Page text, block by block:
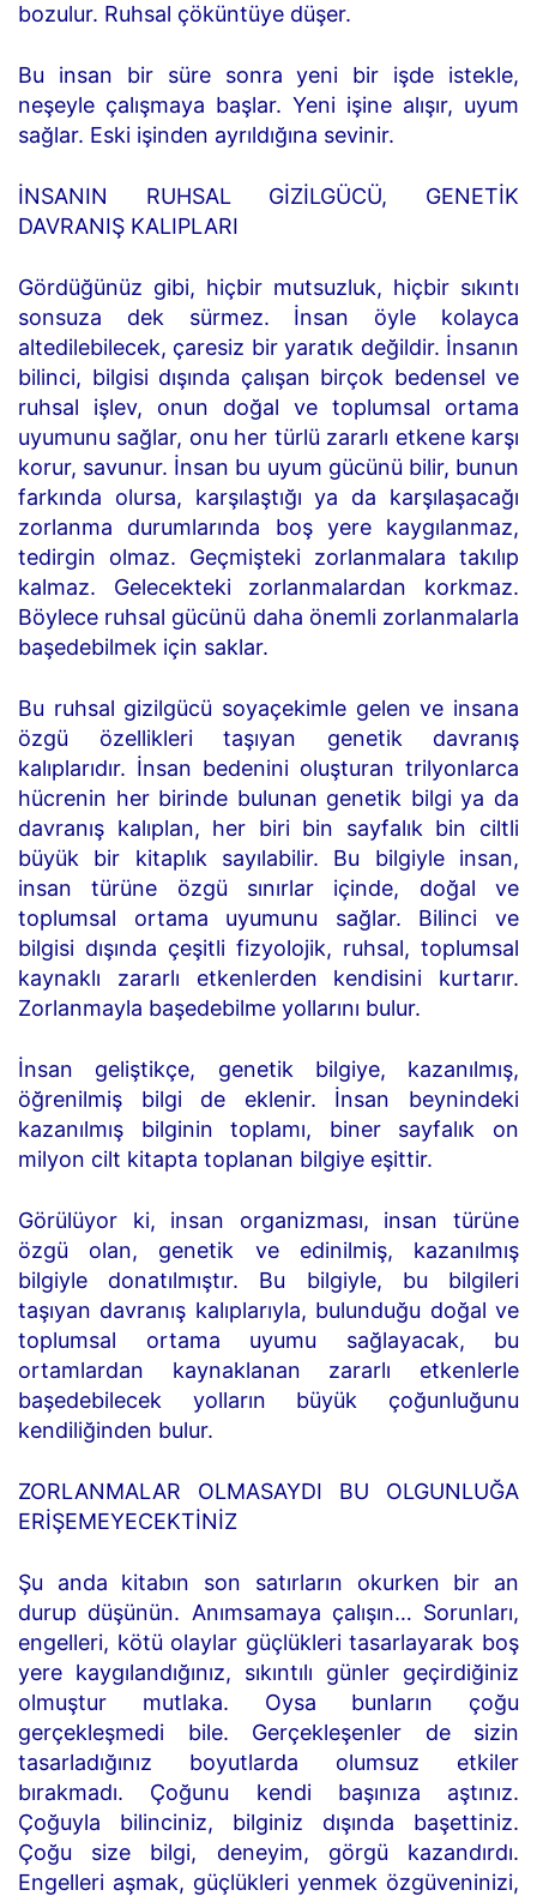
bozulur. Ruhsal çöküntüye düşer.
Bu insan bir süre sonra yeni bir işde istekle,
neşeyle çalışmaya başlar. Yeni işine alışır, uyum
sağlar. Eski işinden ayrıldığına sevinir.
İNSANIN RUHSAL GİZİLGÜCÜ, GENETİK
DAVRANIŞ KALIPLARI
Gördüğünüz gibi, hiçbir mutsuzluk, hiçbir sıkıntı
sonsuza dek sürmez. İnsan öyle kolayca
altedilebilecek, çaresiz bir yaratık değildir. İnsanın
bilinci, bilgisi dışında çalışan birçok bedensel ve
ruhsal işlev, onun doğal ve toplumsal ortama
uyumunu sağlar, onu her türlü zararlı etkene karşı
korur, savunur. İnsan bu uyum gücünü bilir, bunun
farkında olursa, karşılaştığı ya da karşılaşacağı
zorlanma durumlarında boş yere kaygılanmaz,
tedirgin olmaz. Geçmişteki zorlanmalara takılıp
kalmaz. Gelecekteki zorlanmalardan korkmaz.
Böylece ruhsal gücünü daha önemli zorlanmalarla
başedebilmek için saklar.
Bu ruhsal gizilgücü soyaçekimle gelen ve insana
özgü özellikleri taşıyan genetik davranış
kalıplarıdır. İnsan bedenini oluşturan trilyonlarca
hücrenin her birinde bulunan genetik bilgi ya da
davranış kalıplan, her biri bin sayfalık bin ciltli
büyük bir kitaplık sayılabilir. Bu bilgiyle insan,
insan türüne özgü sınırlar içinde, doğal ve
toplumsal ortama uyumunu sağlar. Bilinci ve
bilgisi dışında çeşitli fizyolojik, ruhsal, toplumsal
kaynaklı zararlı etkenlerden kendisini kurtarır.
Zorlanmayla başedebilme yollarını bulur.
İnsan geliştikçe, genetik bilgiye, kazanılmış,
öğrenilmiş bilgi de eklenir. İnsan beynindeki
kazanılmış bilginin toplamı, biner sayfalık on
milyon cilt kitapta toplanan bilgiye eşittir.
Görülüyor ki, insan organizması, insan türüne
özgü olan, genetik ve edinilmiş, kazanılmış
bilgiyle donatılmıştır. Bu bilgiyle, bu bilgileri
taşıyan davranış kalıplarıyla, bulunduğu doğal ve
toplumsal ortama uyumu sağlayacak, bu
ortamlardan kaynaklanan zararlı etkenlerle
başedebilecek yolların büyük çoğunluğunu
kendiliğinden bulur.
ZORLANMALAR OLMASAYDI BU OLGUNLUĞA
ERİŞEMEYECEKTİNİZ
Şu anda kitabın son satırların okurken bir an
durup düşünün. Anımsamaya çalışın… Sorunları,
engelleri, kötü olaylar güçlükleri tasarlayarak boş
yere kaygılandığınız, sıkıntılı günler geçirdiğiniz
olmuştur mutlaka. Oysa bunların çoğu
gerçekleşmedi bile. Gerçekleşenler de sizin
tasarladığınız boyutlarda olumsuz etkiler
bırakmadı. Çoğunu kendi başınıza aştınız.
Çoğuyla bilinciniz, bilginiz dışında başettiniz.
Çoğu size bilgi, deneyim, görgü kazandırdı.
Engelleri aşmak, güçlükleri yenmek özgüveninizi,